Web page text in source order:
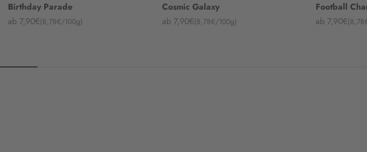
Birthday Parade
Angebot
ab 7,90€(8,78€/100g)
Cosmic Galaxy
Angebot
ab 7,90€(8,78€/100g)
Football
Angebot
ab 7,90€